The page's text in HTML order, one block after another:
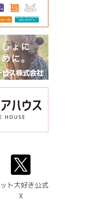
ト大好き公式
X